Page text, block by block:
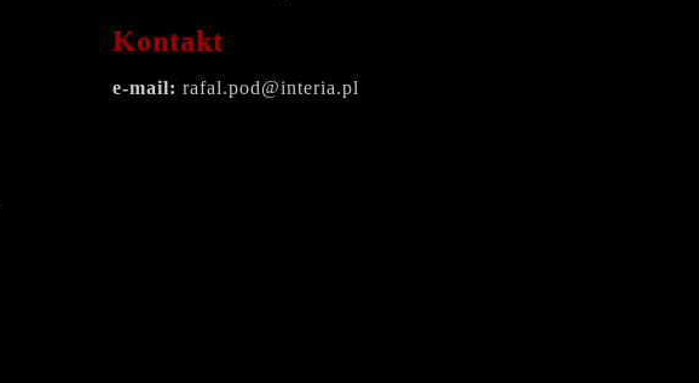
Kontakt
e-mail: rafal.pod@interia.pl